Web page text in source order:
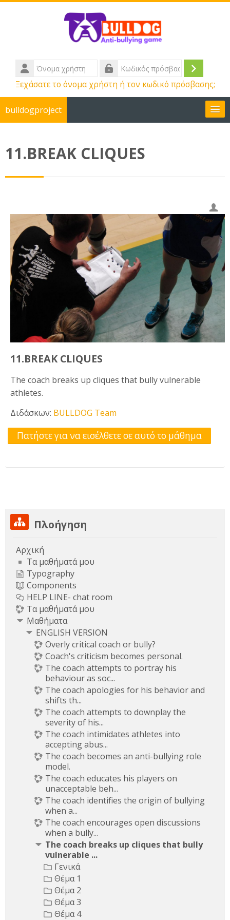
Μετάβαση στο κεντρικό περιεχόμενο
Όνομα
χρήστη
Κωδικός
πρόσβασης
Ξεχάσατε το όνομα χρήστη ή τον κωδικό πρόσβασης;
bulldogproject
Αναζήτηση
μαθημάτων
11.BREAK CLIQUES
11.BREAK CLIQUES
The coach breaks up cliques that bully vulnerable
athletes.
Διδάσκων: BULLDOG Team
Πατήστε για να εισέλθετε σε αυτό το μάθημα
Παράλειψη Πλοήγηση
Πλοήγηση
Αρχική
Τα μαθήματά μου
Typography
Components
HELP LINE- chat room
Τα μαθήματά μου
Μαθήματα
ENGLISH VERSION
Overly critical coach or bully?
Coach's criticism becomes personal.
The coach attempts to portray his
behaviour as soc...
The coach apologies for his behavior and
shifts th...
The coach attempts to downplay the
severity of his...
The coach intimidates athletes into
accepting abus...
The coach becomes an anti-bullying role
model.
The coach educates his players on
unacceptable beh...
The coach identifies the origin of bullying
when a...
The coach encourages open discussions
when a bully...
The coach breaks up cliques that bully
vulnerable ...
Γενικά
Θέμα 1
Θέμα 2
Θέμα 3
Θέμα 4